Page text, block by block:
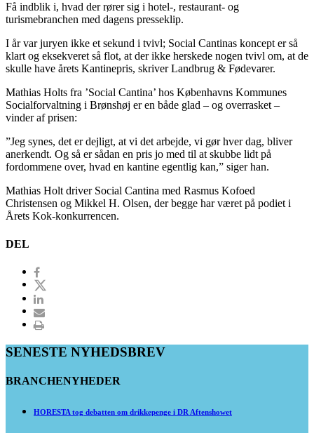
Få indblik i, hvad der rører sig i hotel-, restaurant- og
turismebranchen med dagens presseklip.
I år var juryen ikke et sekund i tvivl; Social Cantinas koncept er så
klart og eksekveret så flot, at der ikke herskede nogen tvivl om, at de
skulle have årets Kantinepris, skriver Landbrug & Fødevarer.
Mathias Holts fra ’Social Cantina’ hos Københavns Kommunes
Socialforvaltning i Brønshøj er en både glad – og overrasket –
vinder af prisen:
”Jeg synes, det er dejligt, at vi det arbejde, vi gør hver dag, bliver
anerkendt. Og så er sådan en pris jo med til at skubbe lidt på
fordommene over, hvad en kantine egentlig kan,” siger han.
Mathias Holt driver Social Cantina med Rasmus Kofoed
Christensen og Mikkel H. Olsen, der begge har været på podiet i
Årets Kok-konkurrencen.
DEL
SENESTE NYHEDSBREV
BRANCHENYHEDER
HORESTA tog debatten om drikkepenge i DR Aftenshowet